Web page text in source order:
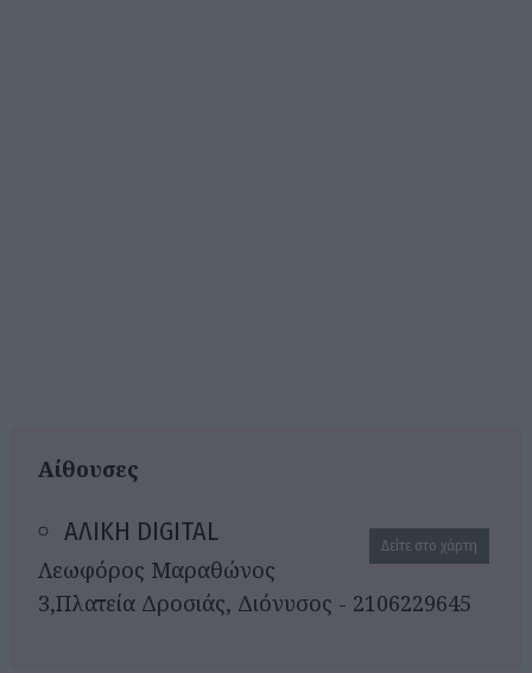
Αίθουσες
Δείτε στο χάρτη
ΑΛΙΚΗ DIGITAL
Λεωφόρος Μαραθώνος
3,Πλατεία Δροσιάς, Διόνυσος - 2106229645